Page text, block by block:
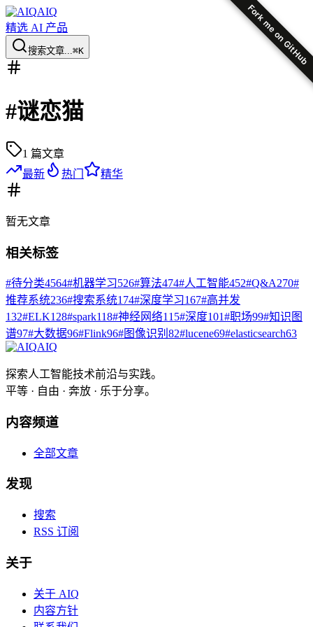
Fork me on GitHub
AIQ
精选 AI 产品
搜索文章...⌘K
#谜恋猫
1 篇文章
最新
热门 精华
暂无文章
相关标签
#待分类4564#机器学习526#算法474#人工智能452#Q&A270#
推荐系统236#搜索系统174#深度学习167#高并发
132#ELK128#spark118#神经网络115#深度101#职场99#知识图
谱97#大数据96#Flink96#图像识别 82#lucene69#elasticsearch63
AIQ
探索人工智能技术前沿与实践。
平等 · 自由 · 奔放 · 乐于分享。
内容频道
全部文章
发现
搜索
RSS 订阅
关于
关于 AIQ
内容方针